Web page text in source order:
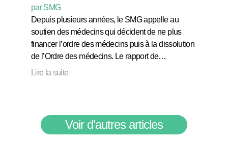
par SMG
Depuis plusieurs années, le SMG appelle au
soutien des médecins qui décident de ne plus
financer l’ordre des médecins puis à la dissolution
de l’Ordre des médecins. Le rapport de…
Lire la suite
Voir d’autres articles